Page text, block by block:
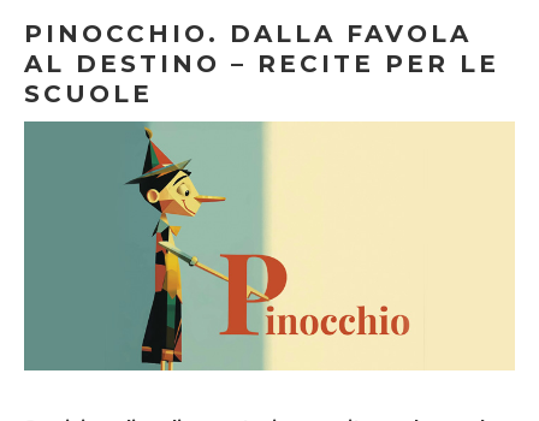
PINOCCHIO. DALLA FAVOLA
AL DESTINO – RECITE PER LE
SCUOLE